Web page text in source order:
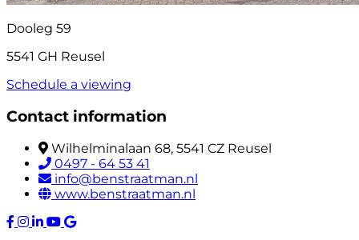
Dooleg 59
5541 GH Reusel
Schedule a viewing
Contact information
Wilhelminalaan 68, 5541 CZ Reusel
0497 - 64 53 41
info@benstraatman.nl
www.benstraatman.nl